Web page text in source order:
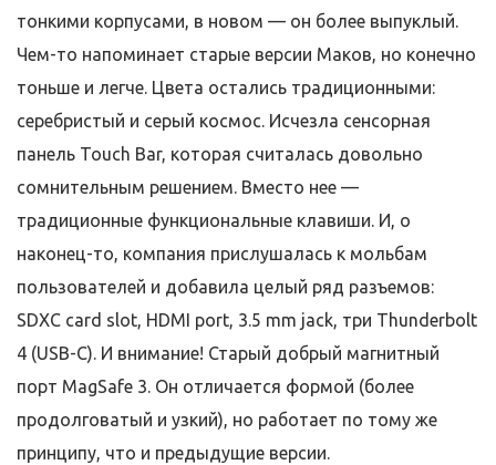
тонкими корпусами, в новом — он более выпуклый.
Чем-то напоминает старые версии Маков, но конечно
тоньше и легче. Цвета остались традиционными:
серебристый и серый космос. Исчезла сенсорная
панель Touch Bar, которая считалась довольно
сомнительным решением. Вместо нее —
традиционные функциональные клавиши. И, о
наконец-то, компания прислушалась к мольбам
пользователей и добавила целый ряд разъемов:
SDXC card slot, HDMI port, 3.5 mm jack, три Thunderbolt
4 (USB-C). И внимание! Старый добрый магнитный
порт MagSafe 3. Он отличается формой (более
продолговатый и узкий), но работает по тому же
принципу, что и предыдущие версии.